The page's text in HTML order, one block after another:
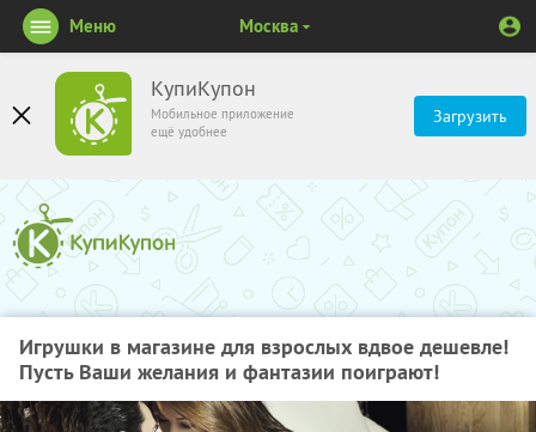
КупиКупон
Мобильное приложение
ещё удобнее
Загрузить
Меню Москва
Игрушки в магазине для взрослых вдвое дешевле!
Пусть Ваши желания и фантазии поиграют!